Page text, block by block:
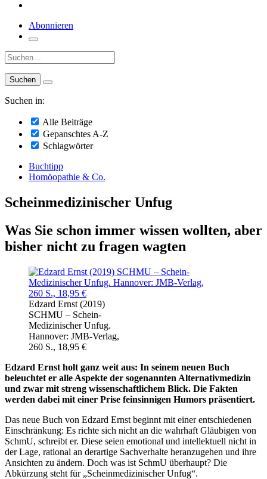
Abonnieren
Suche:
Suchen in:
Alle Beiträge
Gepanschtes A-Z
Schlagwörter
Buchtipp
Homöopathie & Co.
Scheinmedizinischer Unfug
Was Sie schon immer wissen wollten, aber
bisher nicht zu fragen wagten
Edzard Ernst (2019)
SCHMU – Schein-
Medizinischer Unfug.
Hannover: JMB-Verlag,
260 S., 18,95 €
Edzard Ernst holt ganz weit aus: In seinem neuen Buch
beleuchtet er alle Aspekte der sogenannten Alternativmedizin
und zwar mit streng wissenschaftlichem Blick. Die Fakten
werden dabei mit einer Prise feinsinnigen Humors präsentiert.
Das neue Buch von Edzard Ernst beginnt mit einer entschiedenen
Einschränkung: Es richte sich nicht an die wahrhaft Gläubigen von
SchmU, schreibt er. Diese seien emotional und intellektuell nicht in
der Lage, rational an derartige Sachverhalte heranzugehen und ihre
Ansichten zu ändern. Doch was ist SchmU überhaupt? Die
Abkürzung steht für „Scheinmedizinischer Unfug“.